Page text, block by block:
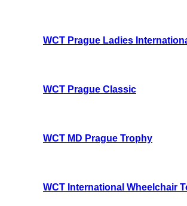
WCT Prague Ladies
WCT Prague Classic
WCT MD Prague Trophy
WCT International Wheelchair